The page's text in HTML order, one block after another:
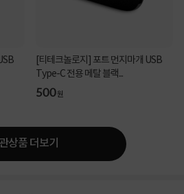
[티테크놀로지] 포트 먼지마개 USB
Type-C 전용 메탈 블랙...
500원
상품 더보기